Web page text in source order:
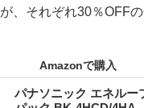
が、それぞれ30％OFF
Amazonで購入
パナソニック エネルー